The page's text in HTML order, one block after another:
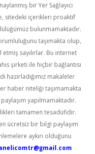
bir Yer Sağlayıcı
sitedeki içerikleri proaktif
bulunmamaktadır.
taşımakta olup,
sayılırlar. Bu internet
şirketi ile hiçbir bağlantısı
hazırladığımız makaleler
haber niteliği taşımamakta
yapılmamaktadır.
tamamen tesadüfidir.
ücretsiz bir bilgi paylaşım
aykırı olduğunu